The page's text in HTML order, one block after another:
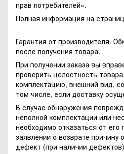
прав потребителей».
Полная информация на
Гарантия от производителя.
после получения товара.
При получении заказа вы
проверить целостность
комплектацию, внешний вид,
том числе, если доставку
В случае обнаружения
неполной комплектации или
необходимо отказаться от его
заявлении о возврате причину
дефект (при наличии